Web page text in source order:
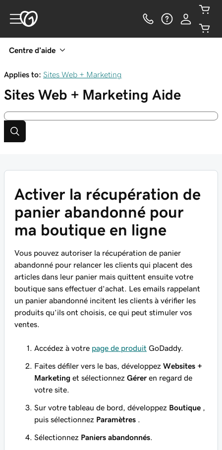
Centre d’aide
Applies to: Sites Web + Marketing
Sites Web + Marketing Aide
Activer la récupération de
panier abandonné pour
ma boutique en ligne
Vous pouvez autoriser la récupération de panier
abandonné pour relancer les clients qui placent des
articles dans leur panier mais quittent ensuite votre
boutique sans effectuer d’achat. Les emails rappelant
un panier abandonné incitent les clients à vérifier les
produits qu’ils ont choisis, ce qui peut stimuler vos
ventes.
Accédez à votre page de produit GoDaddy.
Faites défiler vers le bas, développez Websites +
Marketing et sélectionnez Gérer en regard de
votre site.
Sur votre tableau de bord, développez Boutique
puis sélectionnez Paramètres
Sélectionnez Paniers abandonnés